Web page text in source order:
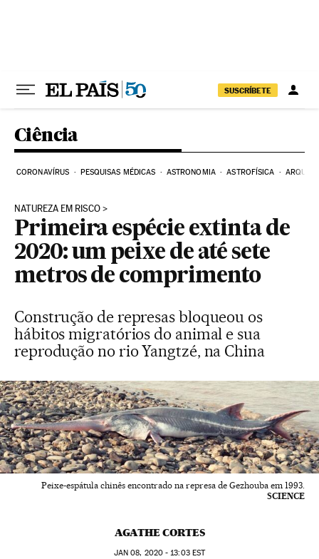
SUSCRÍBETE
Ciência
CORONAVÍRUS PESQUISAS MÉDICAS ASTRONOMIA ASTROFÍSICA
NATUREZA EM RISCO
Primeira espécie extinta de
2020: um peixe de até sete
metros de comprimento
Construção de represas bloqueou os
hábitos migratórios do animal e sua
reprodução no rio Yangtzé, na China
Peixe-espátula chinês encontrado na represa de Gezhouba em 1993.
SCIENCE
AGATHE CORTES
JAN 08, 2020 - 13:03EST